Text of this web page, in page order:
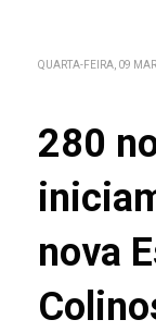
QUARTA-FEIRA, 09
280
nova